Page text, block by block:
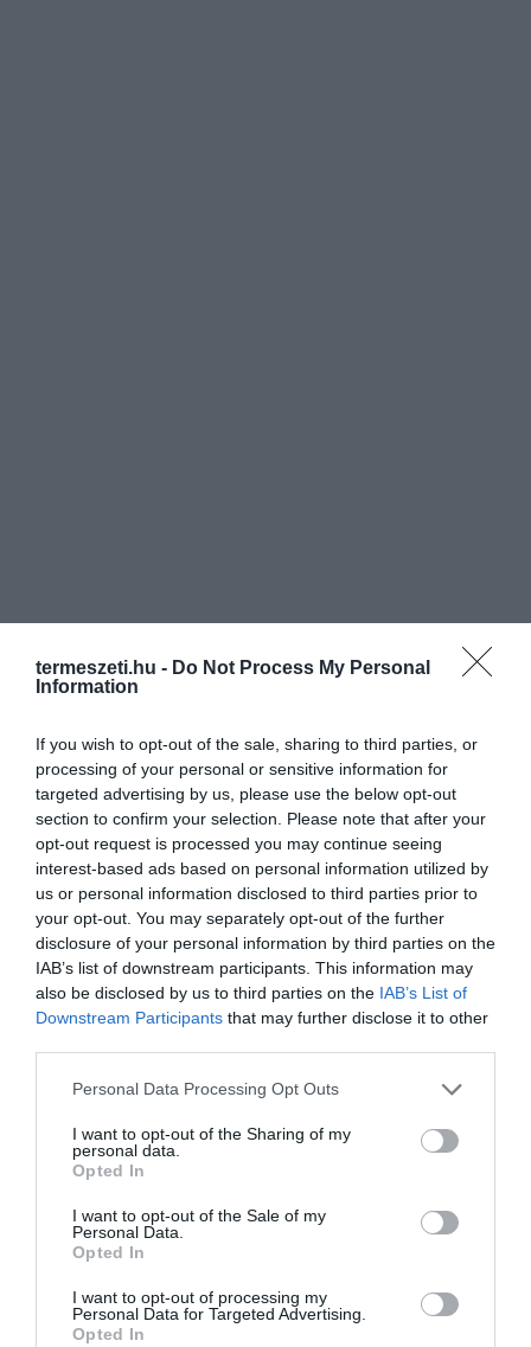
termeszeti.hu - Do Not Process My Personal
Information
If you wish to opt-out of the sale, sharing to third parties, or
processing of your personal or sensitive information for
targeted advertising by us, please use the below opt-out
section to confirm your selection. Please note that after your
opt-out request is processed you may continue seeing
interest-based ads based on personal information utilized by
us or personal information disclosed to third parties prior to
your opt-out. You may separately opt-out of the further
disclosure of your personal information by third parties on the
IAB’s list of downstream participants. This information may
also be disclosed by us to third parties on the IAB’s List of
Downstream Participants that may further disclose it to other
Please note that this website/app uses one or more Google
not limited to your visit or usage behaviour. You may click to
grant or deny consent to Google and its third-party tags to
use your data for below specified purposes in below Google
consent section.
Personal Data Processing Opt Outs
I want to opt-out of the Sharing of my
personal data.
Opted In
I want to opt-out of the Sale of my
Personal Data.
Opted In
I want to opt-out of processing my
Personal Data for Targeted Advertising.
Opted In
ELŐZŐ CIKK
MIT TEGYÜNK, HA MADÁR KÖLTÖZÖTT POSTALÁDÁNKBA?
KÖVETKEZŐ CIKK
HASONLÓ ÉRDEKESSÉGEK